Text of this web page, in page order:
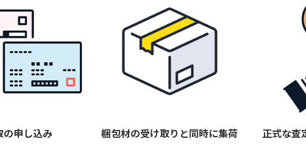
の申し込み
梱包材の受け取りと同時に集荷
正式な査